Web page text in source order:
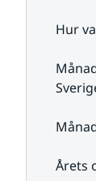
Hur
Årets